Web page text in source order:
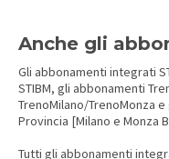
Anche gli
Gli abbonamenti integrati
STIBM, gli abbonamenti
TrenoMilano/TrenoMonza
Provincia [Milano e Monza
Tutti gli abbonamenti